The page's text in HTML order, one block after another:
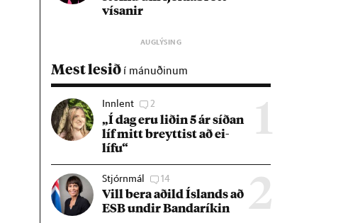
vís­an­ir
Mest lesið í mánuðinum
1
Innlent 2
„Í dag eru lið­in 5 ár síð­an
líf mitt breytt­ist að ei­
lífu“
2
Stjórnmál 14
Vill bera að­ild Ís­lands að
ESB und­ir Banda­rík­in